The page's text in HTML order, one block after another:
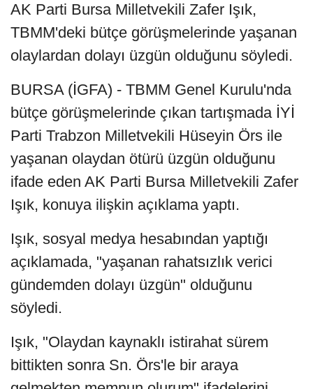
AK Parti Bursa Milletvekili Zafer Işık,
TBMM'deki bütçe görüşmelerinde yaşanan
olaylardan dolayı üzgün olduğunu söyledi.
BURSA (İGFA) - TBMM Genel Kurulu'nda
bütçe görüşmelerinde çıkan tartışmada İYİ
Parti Trabzon Milletvekili Hüseyin Örs ile
yaşanan olaydan ötürü üzgün olduğunu
ifade eden AK Parti Bursa Milletvekili Zafer
Işık, konuya ilişkin açıklama yaptı.
Işık, sosyal medya hesabından yaptığı
açıklamada, "yaşanan rahatsızlık verici
gündemden dolayı üzgün" olduğunu
söyledi.
Işık, "Olaydan kaynaklı istirahat sürem
bittikten sonra Sn. Örs'le bir araya